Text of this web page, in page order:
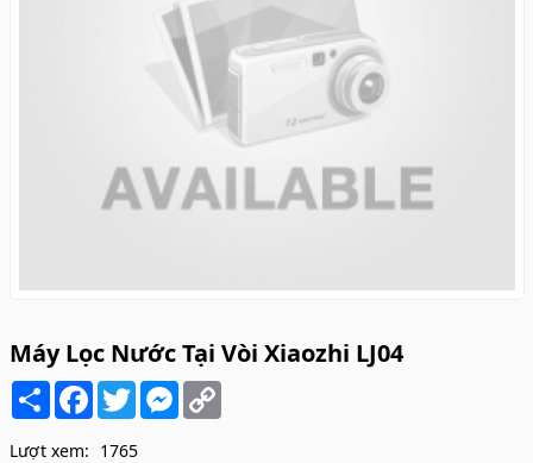
Máy Lọc Nước Tại Vòi Xiaozhi LJ04
ShareFacebook
TwitterMessenger
Copy
Lượt xem: 1765